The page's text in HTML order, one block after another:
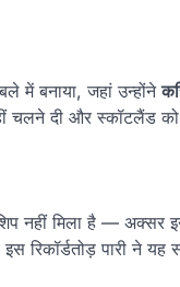
में बनाया, जहां उन्होंने
चलने दी और स्कॉटलैंड
नहीं मिला है — अक्सर
रिकॉर्डतोड़ पारी ने यह